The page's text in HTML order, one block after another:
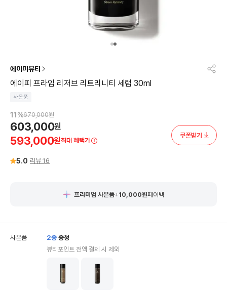
에이피뷰티
에이피 프라임 리저브 리트리니티 세럼 30ml
사은품
11 %670,000원
603,000원
593,000원최대 혜택가
쿠폰받기
5.0 리뷰 16
프리미엄 사은품+10,000원페이백
사은품 2종 증정
뷰티포인트 전액 결제 시 제외